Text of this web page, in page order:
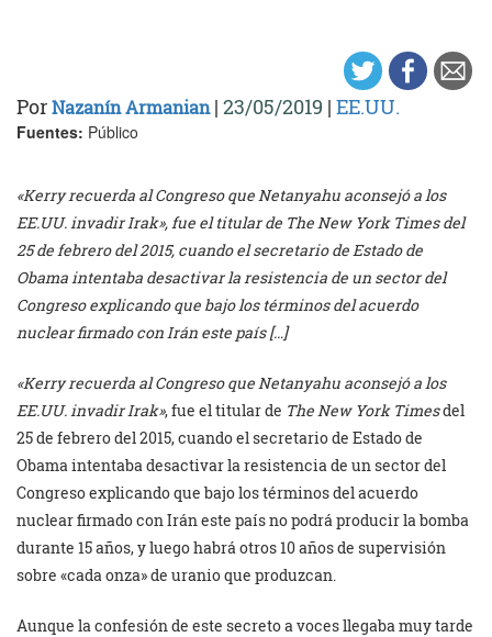
PorNazanín Armanian| 23/05/2019 | EE.UU.
Fuentes: Público
«Kerry recuerda al Congreso que Netanyahu aconsejó a los
EE.UU. invadir Irak», fue el titular de The New York Times del
25 de febrero del 2015, cuando el secretario de Estado de
Obama intentaba desactivar la resistencia de un sector del
Congreso explicando que bajo los términos del acuerdo
nuclear firmado con Irán este país […]
«Kerry recuerda al Congreso que Netanyahu aconsejó a los
EE.UU. invadir Irak», fue el titular de The New York Timesdel
25 de febrero del 2015, cuando el secretario de Estado de
Obama intentaba desactivar la resistencia de un sector del
Congreso explicando que bajo los términos del acuerdo
nuclear firmado con Irán este país no podrá producir la bomba
durante 15 años, y luego habrá otros 10 años de supervisión
sobre «cada onza» de uranio que produzcan.
Aunque la confesión de este secreto a voces llegaba muy tarde